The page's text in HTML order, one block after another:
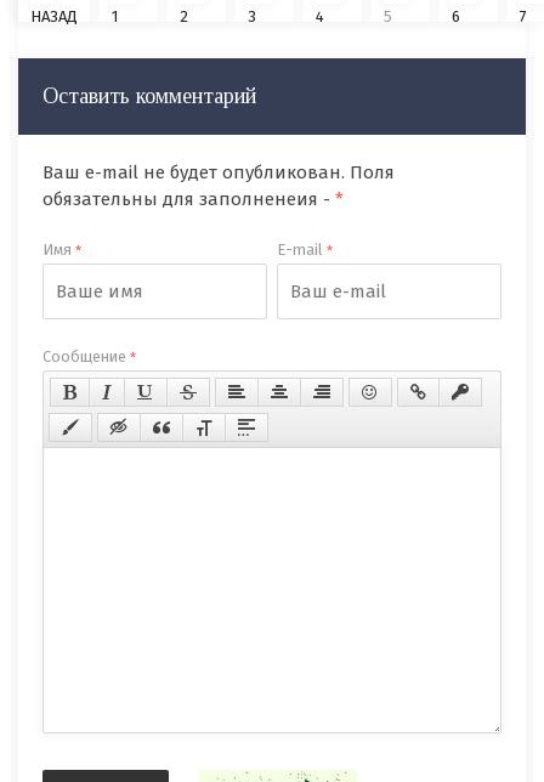
НАЗАД 1 2 3 4 5 6 7
Оставить комментарий
Ваш e-mail не будет опубликован. Поля
обязательны для заполненеия - *
Имя * E-mail*
Сообщение *